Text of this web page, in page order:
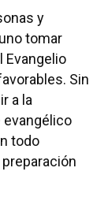
y
tomar
Evangelio
Sin
a la
evangélico
todo